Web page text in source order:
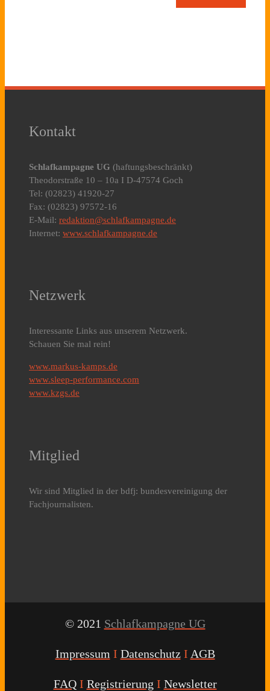
Kontakt
Schlafkampagne UG (haftungsbeschränkt)
Theodorstraße 10 – 10a I D-47574 Goch
Tel: (02823) 41920-27
Fax: (02823) 97572-16
E-Mail: redaktion@schlafkampagne.de
Internet: www.schlafkampagne.de
Netzwerk
Interessante Links aus unserem Netzwerk.
Schauen Sie mal rein!
www.markus-kamps.de
www.sleep-performance.com
www.kzgs.de
Mitglied
Wir sind Mitglied in der bdfj: bundesvereinigung der
Fachjournalisten.
© 2021 Schlafkampagne UG
Impressum I Datenschutz I AGB
FAQ I Registrierung I Newsletter